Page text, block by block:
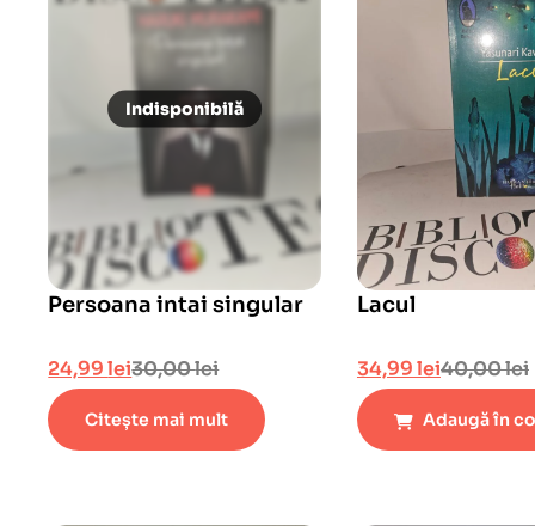
Persoana intai singular
30,00lei
24,99lei
Citește mai mult
Lacul
40,00lei
34,99lei
Adaugă în